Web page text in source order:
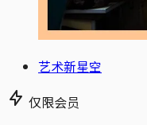
艺术新星空
仅限会员